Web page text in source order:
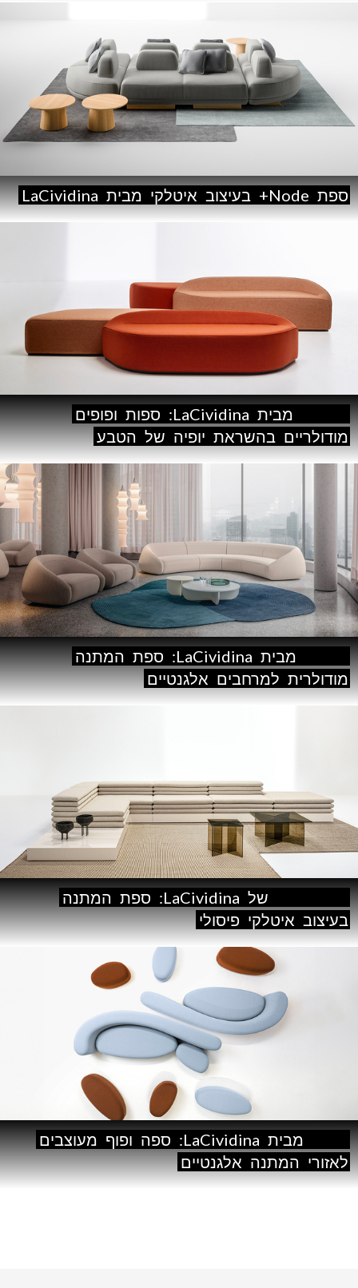
ספת Node+ בעיצוב איטלקי מבית LaCividina
מבית LaCividina: ספות ופופים
מודולריים בהשראת יופיה של הטבע
מבית LaCividina: ספת המתנה
מודולרית למרחבים אלגנטיים
של LaCividina: ספת המתנה
בעיצוב איטלקי פיסולי
מבית LaCividina: ספה ופוף מעוצבים
לאזורי המתנה אלגנטיים